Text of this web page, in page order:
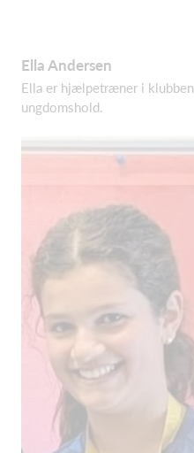
Ella Andersen
Ella er hjælpetræner i
ungdomshold.